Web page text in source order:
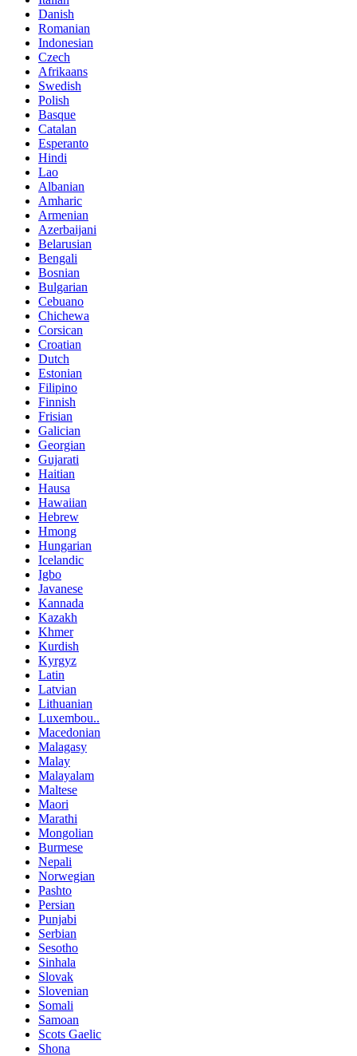
Danish
Romanian
Indonesian
Czech
Afrikaans
Swedish
Polish
Basque
Catalan
Esperanto
Hindi
Lao
Albanian
Amharic
Armenian
Azerbaijani
Belarusian
Bengali
Bosnian
Bulgarian
Cebuano
Chichewa
Corsican
Croatian
Dutch
Estonian
Filipino
Finnish
Frisian
Galician
Georgian
Gujarati
Haitian
Hausa
Hawaiian
Hebrew
Hmong
Hungarian
Icelandic
Igbo
Javanese
Kannada
Kazakh
Khmer
Kurdish
Kyrgyz
Latin
Latvian
Lithuanian
Luxembou..
Macedonian
Malagasy
Malay
Malayalam
Maltese
Maori
Marathi
Mongolian
Burmese
Nepali
Norwegian
Pashto
Persian
Punjabi
Serbian
Sesotho
Sinhala
Slovak
Slovenian
Somali
Samoan
Scots Gaelic
Shona